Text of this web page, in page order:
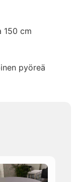
150 cm
pyöreä